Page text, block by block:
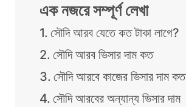
এক নজরে সম্পূর্ণ লেখা
সৌদি আরব যেতে কত টাকা লাগে?
সৌদি আরব ভিসার দাম কত
সৌদি আরবে কাজের ভিসার দাম কত
সৌদি আরবের অন্যান্য ভিসার দাম